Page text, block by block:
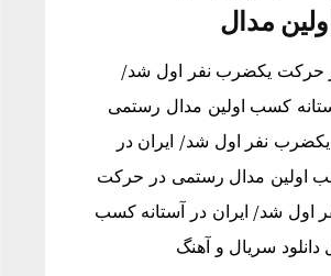
مدال
حرکت یکضرب نفر اول شد/
کسب اولین مدال رستمی
نفر اول شد/ ایران در
اولین مدال رستمی در حرکت
اول شد/ ایران در آستانه کسب
دانلود سریال و آهنگ